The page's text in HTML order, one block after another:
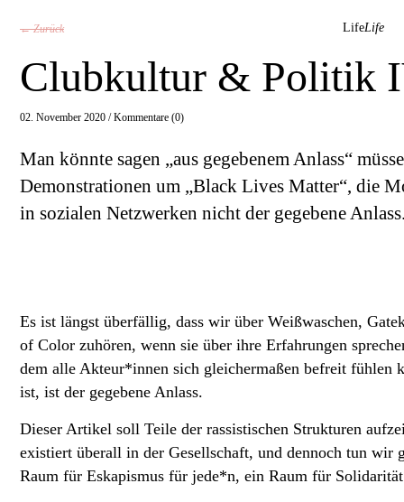
← Zurück LifeLife
Clubkultur & Politik
02. November 2020 /Kommentare (0)
Man könnte sagen „aus gegebenem Anlass“
Demonstrationen um „Black Lives Matter“, die
in sozialen Netzwerken nicht der gegebene
Es ist längst überfällig, dass wir über Weißwaschen,
of Color zuhören, wenn sie über ihre Erfahrungen
dem alle Akteur*innen sich gleichermaßen befreit fühlen
ist, ist der gegebene Anlass.
Dieser Artikel soll Teile der rassistischen Strukturen
existiert überall in der Gesellschaft, und dennoch tun
Raum für Eskapismus für jede*n, ein Raum für